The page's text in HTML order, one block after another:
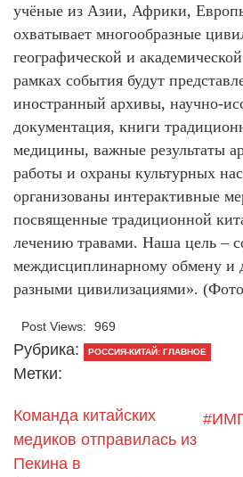
учёные из Азии, Африки,
охватывает многообразные
географической и
рамках события будут
иностранный архивы, научно-
документация, книги
медицины, важные результаты
работы и охраны культурных
организованы интерактивные
посвященные традиционной
лечению травами. Наша цель –
междисциплинарному обмену и
разными цивилизациями».
Post Views: 969
Рубрика: РОССИЯ-КИТАЙ: ГЛАВНОЕ
Метки:
Команда китайских
медиков отправилась из
Пекина в